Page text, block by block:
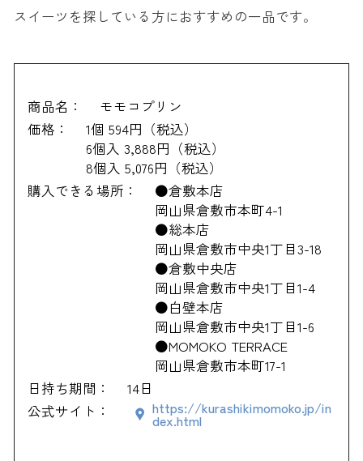
スイーツを探している方におすすめの一品です。
商品名：
モモコプリン
価格：
1個 594円（税込）
6個入 3,888円（税込）
8個入 5,076円（税込）
購入できる場所：
●倉敷本店
岡山県倉敷市本町4-1
●総本店
岡山県倉敷市中央1丁目3-18
●倉敷中央店
岡山県倉敷市中央1丁目1-4
●白壁本店
岡山県倉敷市中央1丁目1-6
●MOMOKO TERRACE
岡山県倉敷市本町17-1
日持ち期間：
14日
公式サイト：
https://kurashikimomoko.jp/in
dex.html